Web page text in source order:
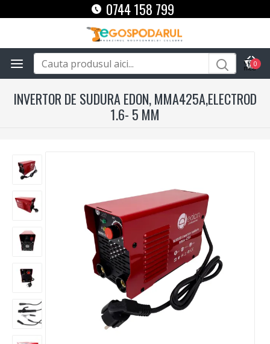
0744 158 799
0
INVERTOR DE SUDURA EDON, MMA425A,ELECTROD
1.6- 5 MM